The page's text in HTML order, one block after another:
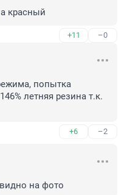
красный
+11 –0
попытка
летняя резина т.к.
+6 –2
на фото